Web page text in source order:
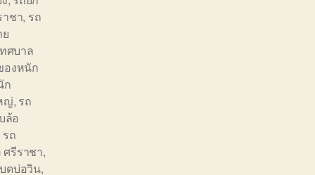
ชา, รถ
ศบาล
องหนัก
ก
ญ่, รถ
ล้อ
รถ
รีราชา,
ดบ่อวิน,